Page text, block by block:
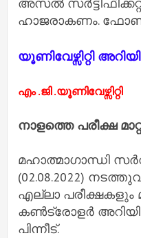
അസൽ
ഹാജരാകണം.
യൂണിവേഴ്സിറ്റി
എം .ജി .യൂണിവേഴ്സിറ്റി
നാളത്തെ പരീക്ഷ
മഹാത്മാഗാന്ധി
(02.08.2022)
എല്ലാ പരീക്ഷകളും
കൺട്രോളർ
പിന്നീട്.